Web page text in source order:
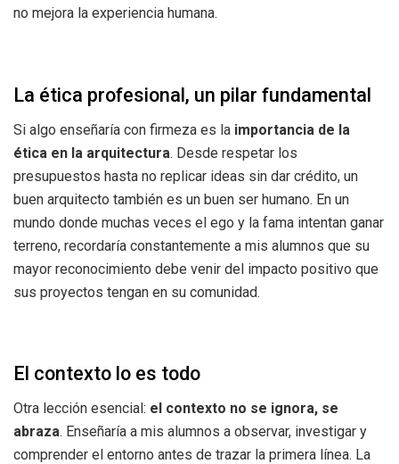
no mejora la experiencia humana.
La ética profesional, un pilar fundamental
Si algo enseñaría con firmeza es la importancia de la
ética en la arquitectura. Desde respetar los
presupuestos hasta no replicar ideas sin dar crédito, un
buen arquitecto también es un buen ser humano. En un
mundo donde muchas veces el ego y la fama intentan ganar
terreno, recordaría constantemente a mis alumnos que su
mayor reconocimiento debe venir del impacto positivo que
sus proyectos tengan en su comunidad.
El contexto lo es todo
Otra lección esencial: el contexto no se ignora, se
abraza. Enseñaría a mis alumnos a observar, investigar y
comprender el entorno antes de trazar la primera línea. La